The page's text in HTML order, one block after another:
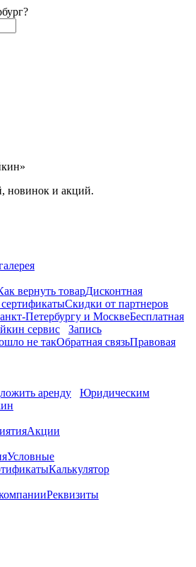
?
новинок и акций.
вернуть товарДисконтная
Скидки от партнеров
Петербургу и МосквеБесплатная
сервис
Запись
не такОбратная связьПравовая
аренду
Юридическим
Акции
Условные
Калькулятор
Реквизиты